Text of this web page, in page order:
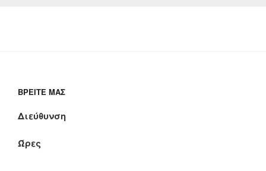
ΒΡΕΊΤΕ ΜΑΣ
Διεύθυνση
Ώρες